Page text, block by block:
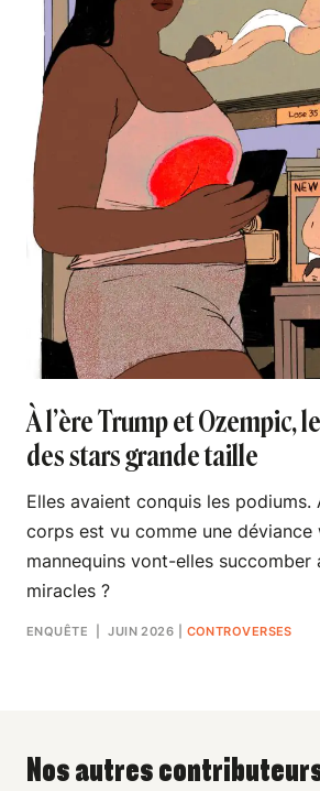
À l’ère Trump et Ozempic,
des stars grande taille
Elles avaient conquis les podiums.
corps est vu comme une déviance
mannequins vont-elles succomber
miracles ?
ENQUÊTE | JUIN 2026 CONTROVERSES
Nos autres